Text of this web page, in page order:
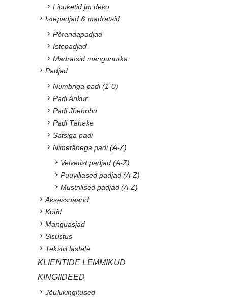
Lipuketid jm deko
Istepadjad & madratsid
Põrandapadjad
Istepadjad
Madratsid mängunurka
Padjad
Numbriga padi (1-0)
Padi Ankur
Padi Jõehobu
Padi Täheke
Satsiga padi
Nimetähega padi (A-Z)
Velvetist padjad (A-Z)
Puuvillased padjad (A-Z)
Mustrilised padjad (A-Z)
Aksessuaarid
Kotid
Mänguasjad
Sisustus
Tekstiil lastele
KLIENTIDE LEMMIKUD
KINGIIDEED
Jõulukingitused